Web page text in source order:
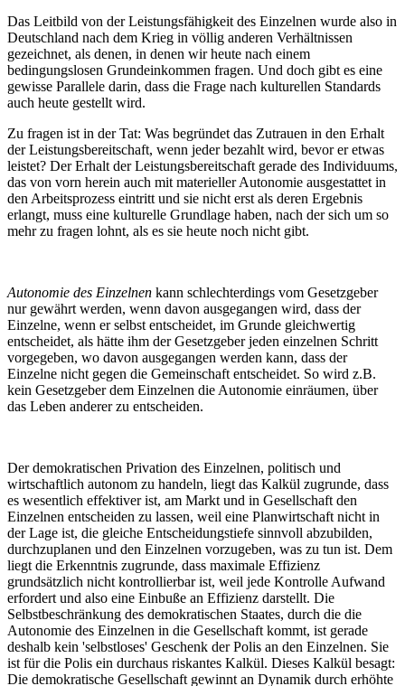
Das Leitbild von der Leistungsfähigkeit des Einzelnen wurde also in
Deutschland nach dem Krieg in völlig anderen Verhältnissen
gezeichnet, als denen, in denen wir heute nach einem
bedingungslosen Grundeinkommen fragen. Und doch gibt es eine
gewisse Parallele darin, dass die Frage nach kulturellen Standards
auch heute gestellt wird.
Zu fragen ist in der Tat: Was begründet das Zutrauen in den Erhalt
der Leistungsbereitschaft, wenn jeder bezahlt wird, bevor er etwas
leistet? Der Erhalt der Leistungsbereitschaft gerade des Individuums,
das von vorn herein auch mit materieller Autonomie ausgestattet in
den Arbeitsprozess eintritt und sie nicht erst als deren Ergebnis
erlangt, muss eine kulturelle Grundlage haben, nach der sich um so
mehr zu fragen lohnt, als es sie heute noch nicht gibt.
Autonomie des Einzelnen kann schlechterdings vom Gesetzgeber
nur gewährt werden, wenn davon ausgegangen wird, dass der
Einzelne, wenn er selbst entscheidet, im Grunde gleichwertig
entscheidet, als hätte ihm der Gesetzgeber jeden einzelnen Schritt
vorgegeben, wo davon ausgegangen werden kann, dass der
Einzelne nicht gegen die Gemeinschaft entscheidet. So wird z.B.
kein Gesetzgeber dem Einzelnen die Autonomie einräumen, über
das Leben anderer zu entscheiden.
Der demokratischen Privation des Einzelnen, politisch und
wirtschaftlich autonom zu handeln, liegt das Kalkül zugrunde, dass
es wesentlich effektiver ist, am Markt und in Gesellschaft den
Einzelnen entscheiden zu lassen, weil eine Planwirtschaft nicht in
der Lage ist, die gleiche Entscheidungstiefe sinnvoll abzubilden,
durchzuplanen und den Einzelnen vorzugeben, was zu tun ist. Dem
liegt die Erkenntnis zugrunde, dass maximale Effizienz
grundsätzlich nicht kontrollierbar ist, weil jede Kontrolle Aufwand
erfordert und also eine Einbuße an Effizienz darstellt. Die
Selbstbeschränkung des demokratischen Staates, durch die die
Autonomie des Einzelnen in die Gesellschaft kommt, ist gerade
deshalb kein 'selbstloses' Geschenk der Polis an den Einzelnen. Sie
ist für die Polis ein durchaus riskantes Kalkül. Dieses Kalkül besagt:
Die demokratische Gesellschaft gewinnt an Dynamik durch erhöhte